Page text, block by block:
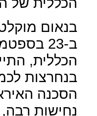
בנאום
ב-23
הכללית,
בנחרצות
הסכנה
נחישות